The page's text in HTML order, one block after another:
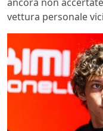
vettura personale